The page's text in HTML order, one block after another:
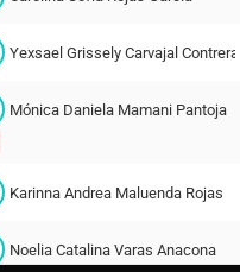
Yexsael Grissely Carvajal Contreras
Mónica Daniela Mamani Pantoja
Karinna Andrea Maluenda Rojas
Noelia Catalina Varas Anacona